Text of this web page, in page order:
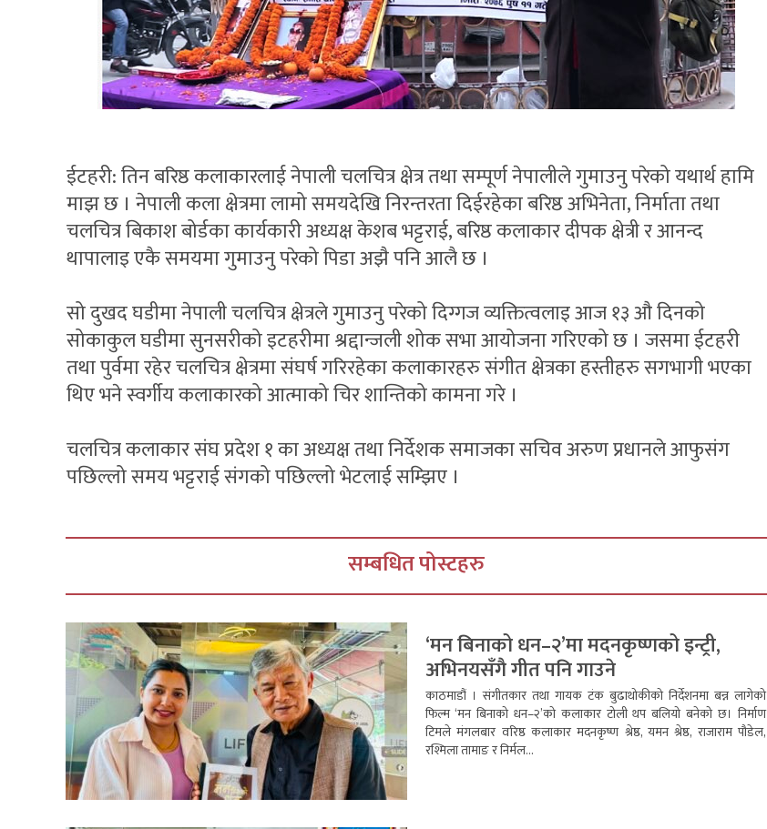
ईटहरी: तिन बरिष्ठ कलाकारलाई नेपाली चलचित्र क्षेत्र तथा सम्पूर्ण नेपालीले गुमाउनु परेको यथार्थ हामि
माझ छ । नेपाली कला क्षेत्रमा लामो समयदेखि निरन्तरता दिईरहेका बरिष्ठ अभिनेता, निर्माता तथा
चलचित्र बिकाश बोर्डका कार्यकारी अध्यक्ष केशब भट्टराई, बरिष्ठ कलाकार दीपक क्षेत्री र आनन्द
थापालाइ एकै समयमा गुमाउनु परेको पिडा अझै पनि आलै छ ।
सो दुखद घडीमा नेपाली चलचित्र क्षेत्रले गुमाउनु परेको दिग्गज व्यक्तित्वलाइ आज १३ औ दिनको
सोकाकुल घडीमा सुनसरीको इटहरीमा श्रद्दान्जली शोक सभा आयोजना गरिएको छ । जसमा ईटहरी
तथा पुर्वमा रहेर चलचित्र क्षेत्रमा संघर्ष गरिरहेका कलाकारहरु संगीत क्षेत्रका हस्तीहरु सगभागी भएका
थिए भने स्वर्गीय कलाकारको आत्माको चिर शान्तिको कामना गरे ।
चलचित्र कलाकार संघ प्रदेश १ का अध्यक्ष तथा निर्देशक समाजका सचिव अरुण प्रधानले आफुसंग
पछिल्लो समय भट्टराई संगको पछिल्लो भेटलाई सम्झिए ।
सम्बधित पोस्टहरु
‘मन बिनाको धन–२’मा मदनकृष्णको इन्ट्री,
अभिनयसँगै गीत पनि गाउने
काठमाडौं । संगीतकार तथा गायक टंक बुढाथोकीको निर्देशनमा बन्न लागेको
फिल्म ‘मन बिनाको धन–२’को कलाकार टोली थप बलियो बनेको छ। निर्माण
टिमले मंगलबार वरिष्ठ कलाकार मदनकृष्ण श्रेष्ठ, यमन श्रेष्ठ, राजाराम पौडेल,
रश्मिला तामाङ र निर्मल...